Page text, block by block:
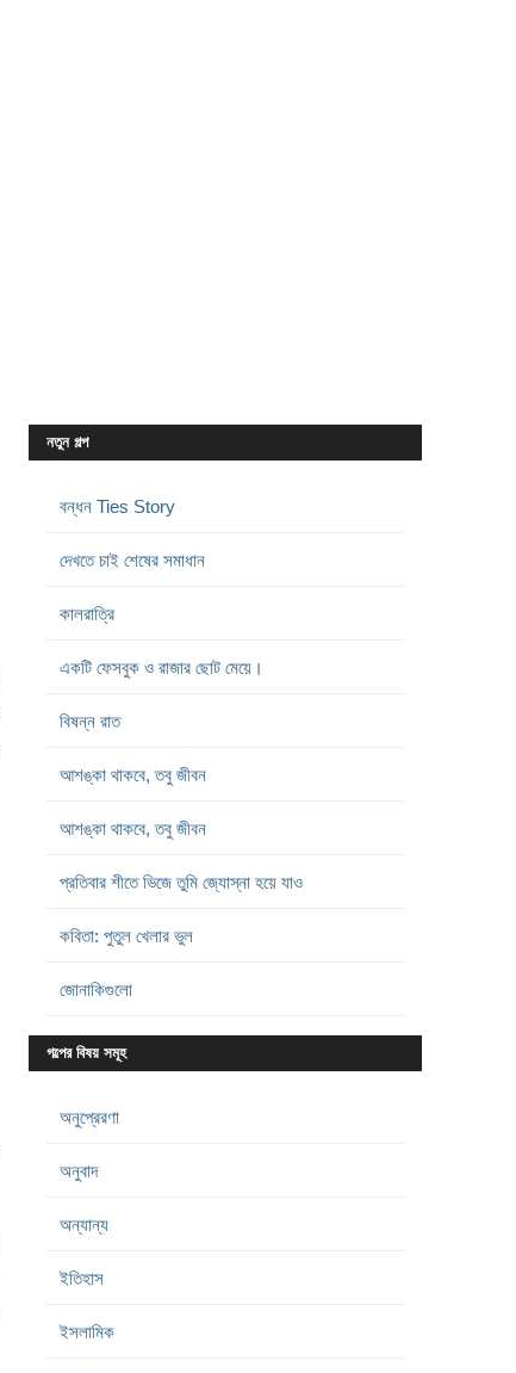
নতুন গল্প
বন্ধন Ties Story
দেখতে চাই শেষের সমাধান
কালরাত্রি
একটি ফেসবুক ও রাজার ছোট মেয়ে।
বিষন্ন রাত
আশঙ্কা থাকবে, তবু জীবন
আশঙ্কা থাকবে, তবু জীবন
প্রতিবার শীতে ভিজে তুমি জ্যোস্না হয়ে যাও
কবিতা: পুতুল খেলার ভুল
জোনাকিগুলো
গল্পের বিষয় সমূহ
অনুপ্রেরণা
অনুবাদ
অন্যান্য
ইতিহাস
ইসলামিক